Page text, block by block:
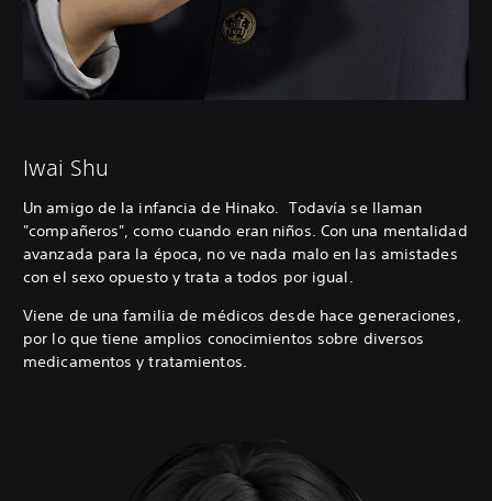
Iwai Shu
Un amigo de la infancia de Hinako. Todavía se llaman
"compañeros", como cuando eran niños. Con una mentalidad
avanzada para la época, no ve nada malo en las amistades
con el sexo opuesto y trata a todos por igual.
Viene de una familia de médicos desde hace generaciones,
por lo que tiene amplios conocimientos sobre diversos
medicamentos y tratamientos.